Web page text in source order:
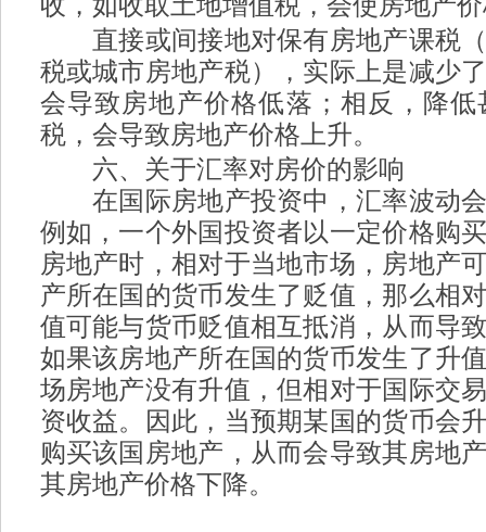
直接或间接地对保有房地产课税（
税或城市房地产税），实际上是减少
会导致房地产价格低落；相反，降
税，会导致房地产价格上升。
六、关于汇率对房价的影响
在国际房地产投资中，汇率波动会
例如，一个外国投资者以一定价格购
房地产时，相对于当地市场，房地产
产所在国的货币发生了贬值，那么相
值可能与货币贬值相互抵消，从而导
如果该房地产所在国的货币发生了升
场房地产没有升值，但相对于国际交
资收益。因此，当预期某国的货币会
购买该国房地产，从而会导致其房地
其房地产价格下降。